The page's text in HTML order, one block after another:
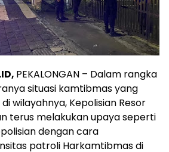
PEKALONGAN – Dalam rangka
situasi kamtibmas yang
wilayahnya, Kepolisian Resor
terus melakukan upaya seperti
dengan cara
patroli Harkamtibmas di